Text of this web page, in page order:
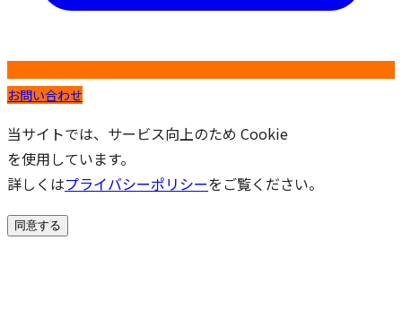
お問い合わせ
当サイトでは、サービス向上のため Cookie
を使用しています。
詳しくはプライバシーポリシーをご覧ください。
同意する